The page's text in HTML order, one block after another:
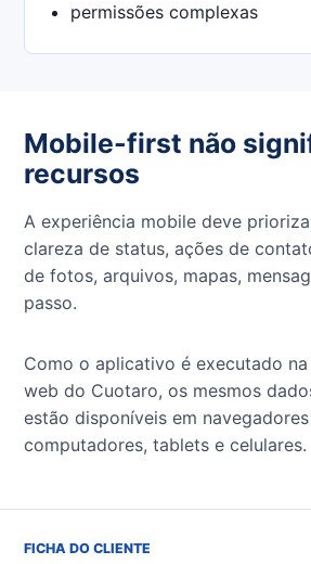
permissões complexas
Mobile-first não
recursos
A experiência mobile deve
clareza de status, ações de
de fotos, arquivos, mapas,
passo.
Como o aplicativo é executado
web do Cuotaro, os mesmos
estão disponíveis em
computadores, tablets e celulares.
FICHA DO CLIENTE